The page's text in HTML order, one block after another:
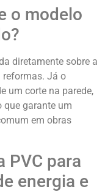
o modelo
diretamente sobre a
reformas. Já o
um corte na parede,
que garante um
em obras
PVC para
energia e